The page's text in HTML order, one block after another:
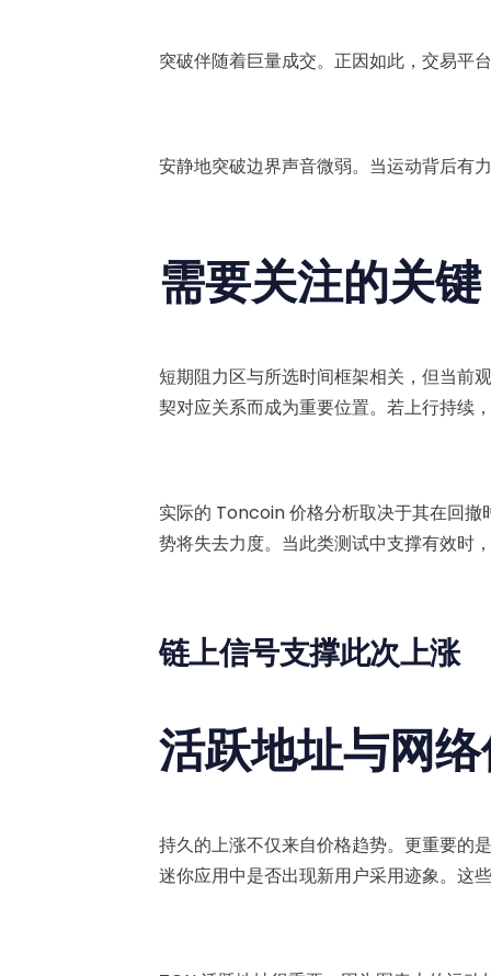
突破伴随着巨量成交。正因如此，交易平
安静地突破边界声音微弱。当运动背后有
需要关注的关
短期阻力区与所选时间框架相关，但当前
契对应关系而成为重要位置。若上行持续
实际的 Toncoin 价格分析取决于其在回
势将失去力度。当此类测试中支撑有效时
链上信号支撑此次上涨
活跃地址与网
持久的上涨不仅来自价格趋势。更重要的
迷你应用中是否出现新用户采用迹象。这